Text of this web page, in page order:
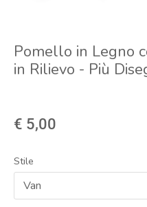
Pomello in Legno
in Rilievo - Più
€ 5,00
Stile
Van